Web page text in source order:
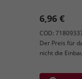
6,96 €
COD:
Der Preis für
nicht die